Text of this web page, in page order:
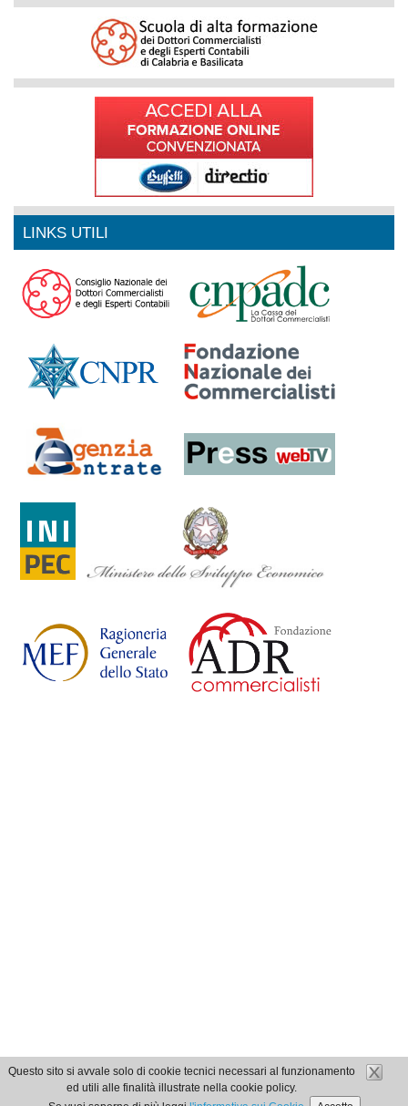
Questo sito si avvale solo di cookie tecnici necessari al funzionamento
ed utili alle finalità illustrate nella cookie policy.
LINKS UTILI